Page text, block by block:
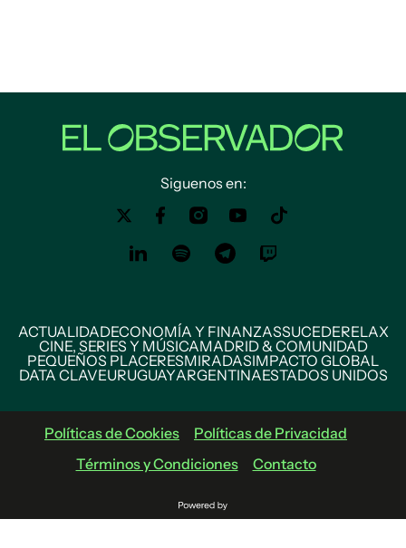
Siguenos en:
ACTUALIDADECONOMÍA Y FINANZASSUCEDERELAX
CINE, SERIES Y MÚSICAMADRID & COMUNIDAD
PEQUEÑOS PLACERESMIRADASIMPACTO GLOBAL
DATA CLAVEURUGUAYARGENTINAESTADOS UNIDOS
Políticas de Cookies
Políticas de Privacidad
Términos y Condiciones
Contacto